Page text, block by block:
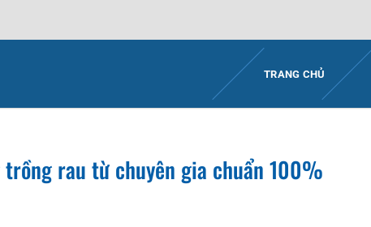
TRANG CHỦ
rau từ chuyên gia chuẩn 100%